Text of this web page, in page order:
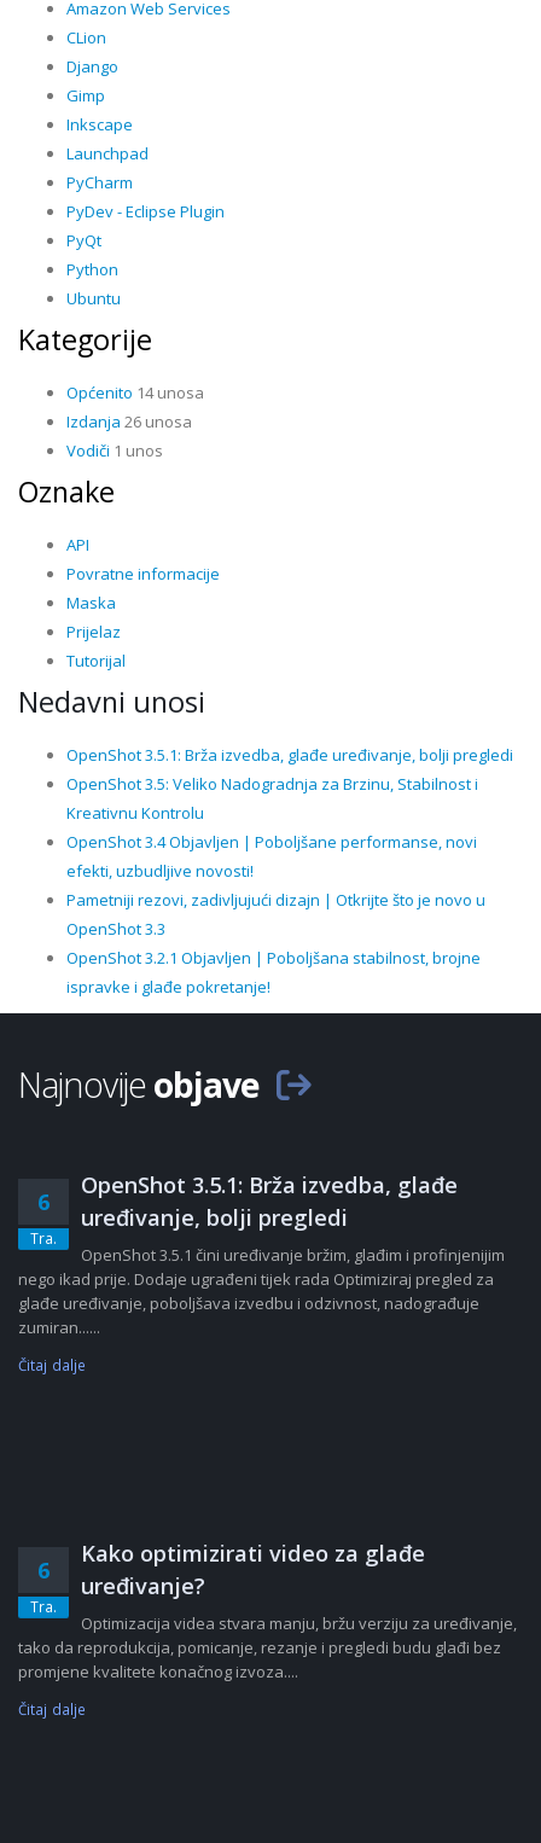
Amazon Web Services
CLion
Django
Gimp
Inkscape
Launchpad
PyCharm
PyDev - Eclipse Plugin
PyQt
Python
Ubuntu
Kategorije
Općenito 14 unosa
Izdanja 26 unosa
Vodiči 1 unos
Oznake
API
Povratne informacije
Maska
Prijelaz
Tutorijal
Nedavni unosi
OpenShot 3.5.1: Brža izvedba, glađe uređivanje, bolji pregledi
OpenShot 3.5: Veliko Nadogradnja za Brzinu, Stabilnost i
Kreativnu Kontrolu
OpenShot 3.4 Objavljen | Poboljšane performanse, novi
efekti, uzbudljive novosti!
Pametniji rezovi, zadivljujući dizajn | Otkrijte što je novo u
OpenShot 3.3
OpenShot 3.2.1 Objavljen | Poboljšana stabilnost, brojne
ispravke i glađe pokretanje!
Najnovijeobjave
6
Tra.
OpenShot 3.5.1: Brža izvedba, glađe
uređivanje, bolji pregledi
OpenShot 3.5.1 čini uređivanje bržim, glađim i profinjenijim
nego ikad prije. Dodaje ugrađeni tijek rada Optimiziraj pregled za
glađe uređivanje, poboljšava izvedbu i odzivnost, nadograđuje
zumiran......
Čitaj dalje
6
Tra.
Kako optimizirati video za glađe
uređivanje?
Optimizacija videa stvara manju, bržu verziju za uređivanje,
tako da reprodukcija, pomicanje, rezanje i pregledi budu glađi bez
promjene kvalitete konačnog izvoza....
Čitaj dalje